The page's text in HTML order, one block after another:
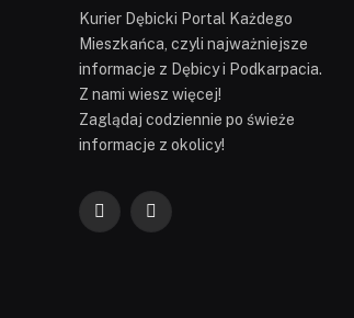
Kurier Dębicki Portal Każdego
Mieszkańca, czyli najważniejsze
informacje z Dębicy i Podkarpacia.
Z nami wiesz więcej!
Zaglądaj codziennie po świeże
informacje z okolicy!
FacebookYouTube